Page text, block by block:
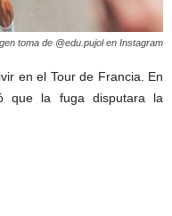
toma de @edu.pujol en Instagram
en el Tour de Francia. En
que la fuga disputara la